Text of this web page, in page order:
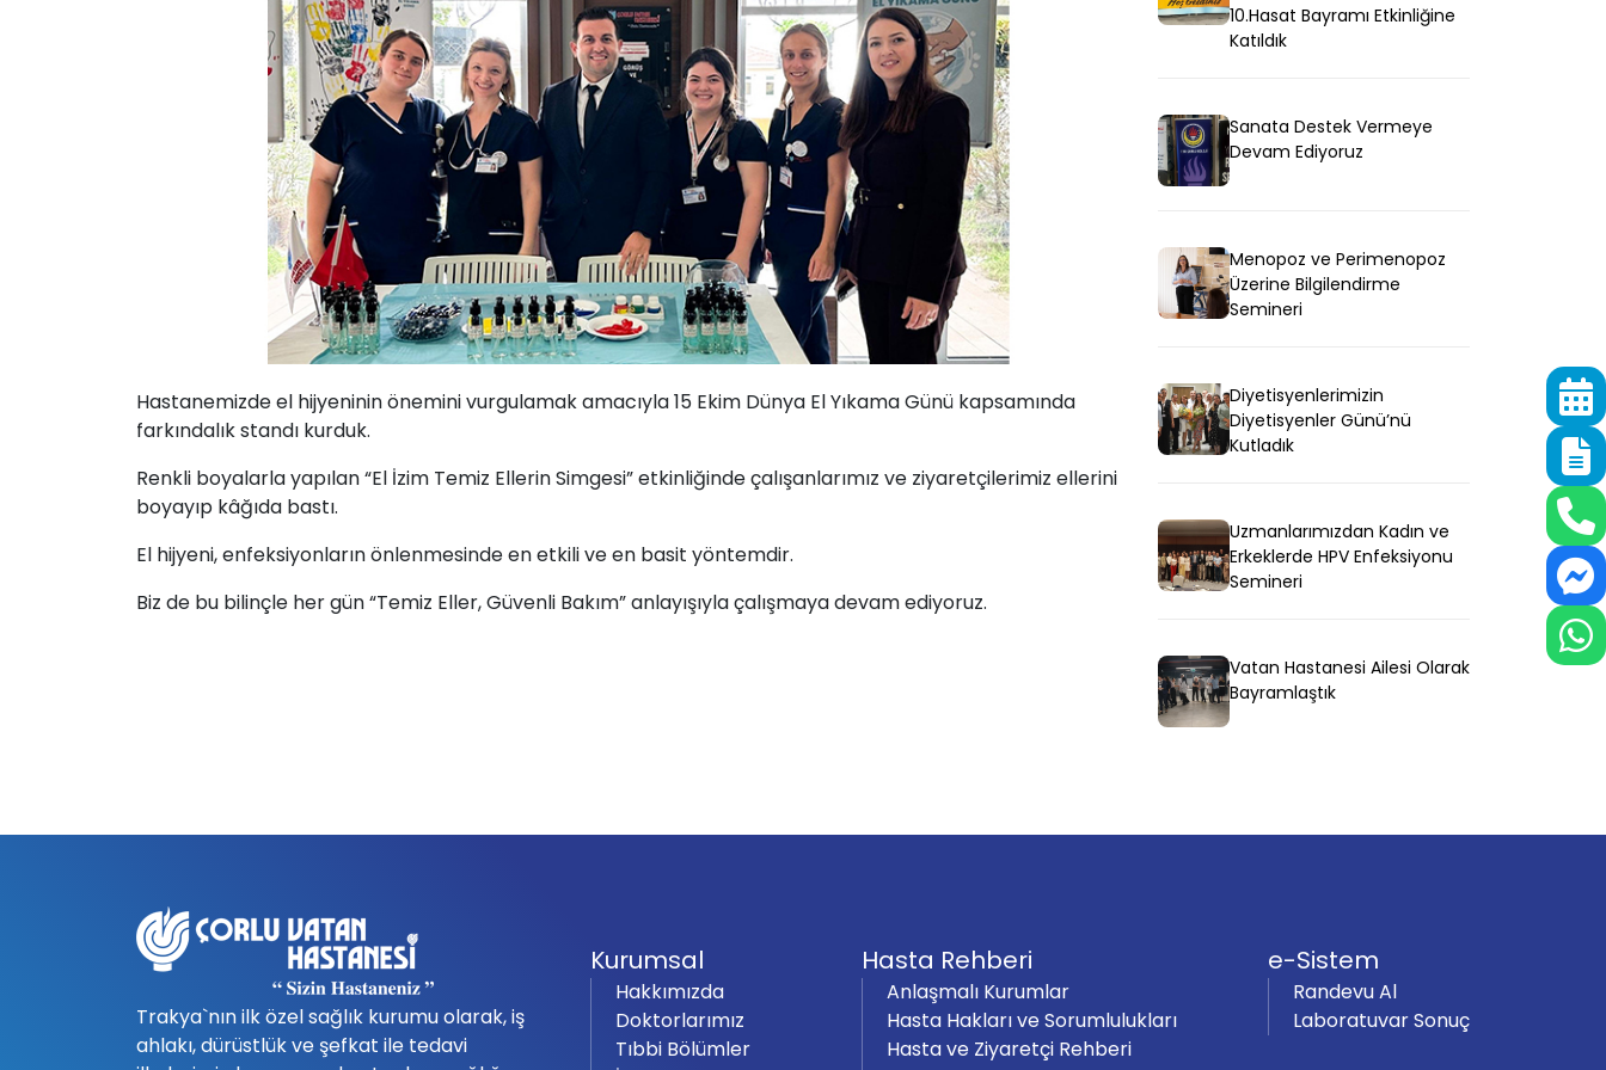
Hastanemizde el hijyeninin önemini vurgulamak amacıyla 15 Ekim Dünya El Yıkama Günü kapsamında
farkındalık standı kurduk.
Renkli boyalarla yapılan “El İzim Temiz Ellerin Simgesi” etkinliğinde çalışanlarımız ve ziyaretçilerimiz ellerini
boyayıp kâğıda bastı.
El hijyeni, enfeksiyonların önlenmesinde en etkili ve en basit yöntemdir.
Biz de bu bilinçle her gün “Temiz Eller, Güvenli Bakım” anlayışıyla çalışmaya devam ediyoruz.
10.Hasat Bayramı Etkinliğine
Katıldık
Sanata Destek Vermeye
Devam Ediyoruz
Menopoz ve Perimenopoz
Üzerine Bilgilendirme
Semineri
Diyetisyenlerimizin
Diyetisyenler Günü’nü
Kutladık
Uzmanlarımızdan Kadın ve
Erkeklerde HPV Enfeksiyonu
Semineri
Vatan Hastanesi Ailesi Olarak
Bayramlaştık
Trakya`nın ilk özel sağlık kurumu olarak, iş
ahlakı, dürüstlük ve şefkat ile tedavi
Kurumsal
Hakkımızda
Doktorlarımız
Tıbbi Bölümler
Hasta Rehberi
Anlaşmalı Kurumlar
Hasta Hakları ve Sorumlulukları
Hasta ve Ziyaretçi Rehberi
e-Sistem
Randevu Al
Laboratuvar Sonuç